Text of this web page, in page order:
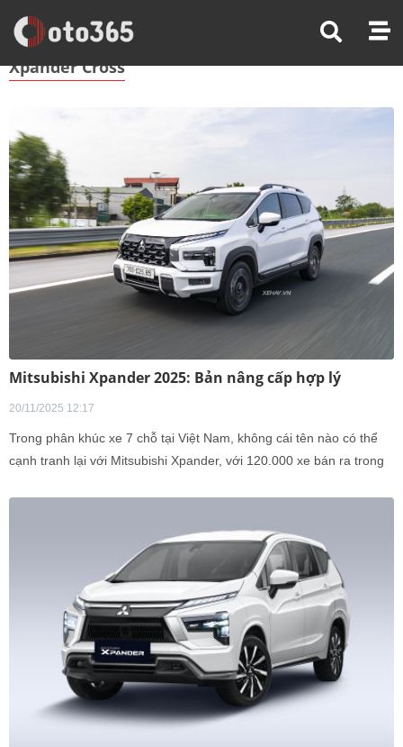
Trang Chủ Xpander Cross
Xpander Cross
Mitsubishi Xpander 2025: Bản nâng cấp hợp lý
20/11/2025 12:17
Trong phân khúc xe 7 chỗ tại Việt Nam, không cái tên nào có thể
cạnh tranh lại với Mitsubishi Xpander, với 120.000 xe bán ra trong